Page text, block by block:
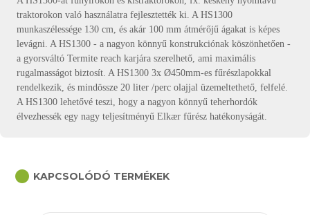
traktorokon való használatra fejlesztették ki. A HS1300
munkaszélessége 130 cm, és akár 100 mm átmérőjű ágakat is képes
levágni. A HS1300 - a nagyon könnyű konstrukciónak köszönhetően -
a gyorsváltó Termite reach karjára szerelhető, ami maximális
rugalmasságot biztosít. A HS1300 3x Ø450mm-es fűrészlapokkal
rendelkezik, és mindössze 20 liter /perc olajjal üzemeltethető, felfelé.
A HS1300 lehetővé teszi, hogy a nagyon könnyű teherhordók
élvezhessék egy nagy teljesítményű Elkær fűrész hatékonyságát.
circle KAPCSOLÓDÓ TERMÉKEK